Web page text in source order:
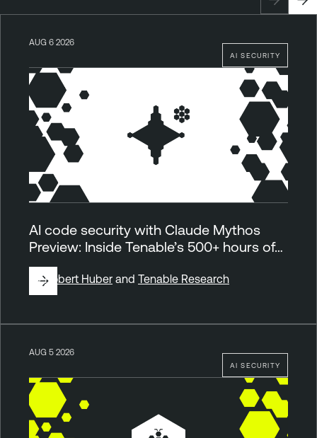
AI SECURITY
AUG 6 2026
AI code security with Claude Mythos
Preview: Inside Tenable’s 500+ hours of…
ByRobert Huber and Tenable Research
AI SECURITY
AUG 5 2026